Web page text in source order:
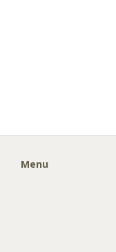
Menu